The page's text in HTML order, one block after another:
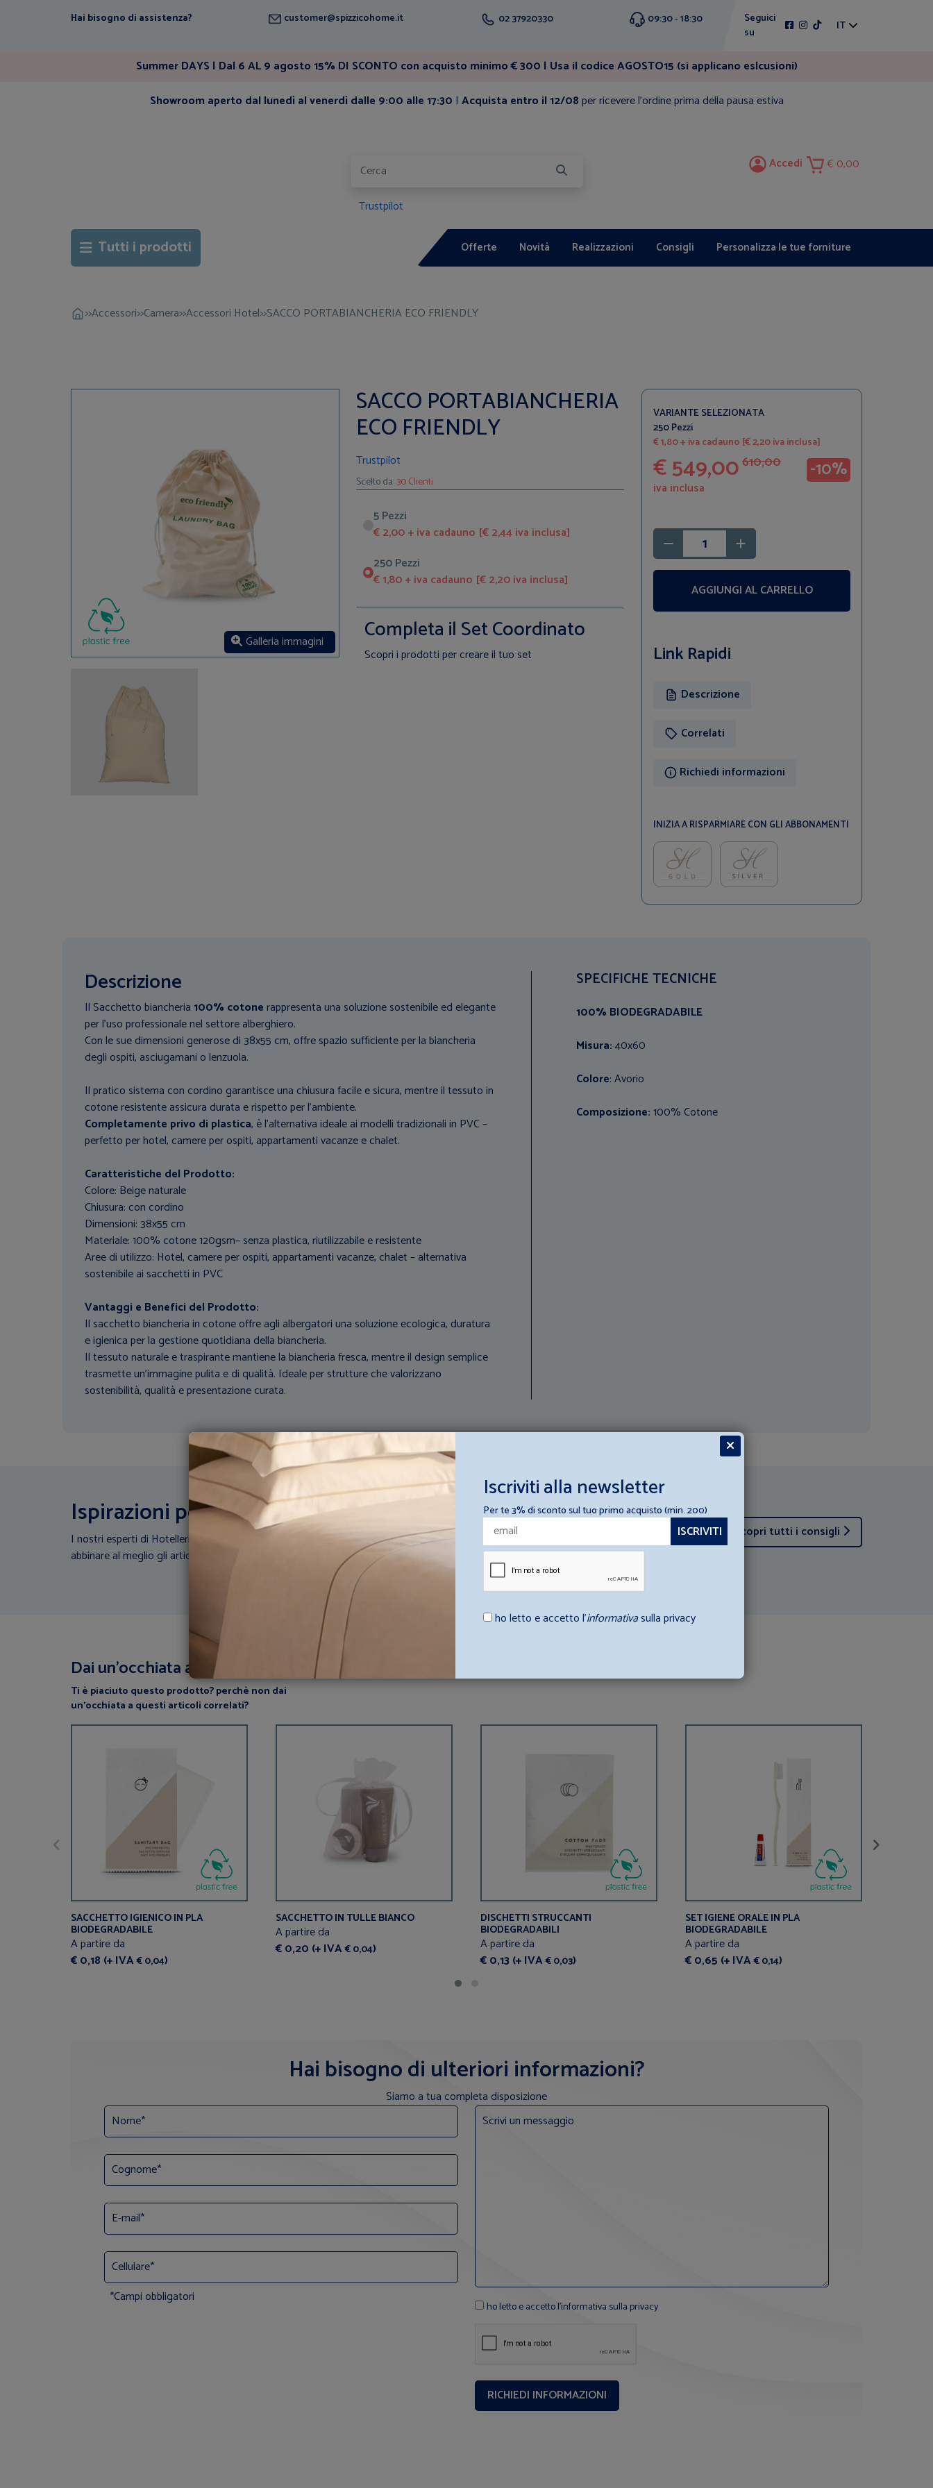
Hai bisogno di assistenza? customer@spizzicohome.it 02 37920330 09:30 - 18:30
Seguici
su
IT
Summer DAYS | Dal 6 AL 9 agosto 15% DI SCONTO con acquisto minimo € 300 | Usa il codice AGOSTO15 (si applicano eslcusioni)
Showroom aperto dal lunedì al venerdì dalle 9:00 alle 17:30 | Acquista entro il 12/08per ricevere l'ordine prima della pausa estiva
Trustpilot
Accedi 0,00
Tutti i prodotti Offerte Novità Realizzazioni Consigli Personalizza le tue forniture
>>Accessori>>Camera>>Accessori Hotel>>SACCO PORTABIANCHERIA ECO FRIENDLY
Galleria immagini
SACCO PORTABIANCHERIA
ECO FRIENDLY
Trustpilot
Scelto da:30 Clienti
5 Pezzi
€ 2,00 + iva cadauno [€ 2,44 iva inclusa]
250 Pezzi
€ 1,80 + iva cadauno [€ 2,20 iva inclusa]
Completa il Set Coordinato
Scopri i prodotti per creare il tuo set
VARIANTE SELEZIONATA
250 Pezzi
€ 1,80 + iva cadauno [€ 2,20 iva inclusa]
€ 549,00610,00
iva inclusa
-10%
AGGIUNGI AL CARRELLO
Link Rapidi
Descrizione
Correlati
Richiedi informazioni
INIZIA A RISPARMIARE CON GLI ABBONAMENTI
Descrizione
Il Sacchetto biancheria100% cotonerappresenta una soluzione sostenibile ed elegante
per l’uso professionale nel settore alberghiero.
Con le sue dimensioni generose di 38x55 cm, offre spazio sufficiente per la biancheria
degli ospiti, asciugamani o lenzuola.
Il pratico sistema con cordino garantisce una chiusura facile e sicura, mentre il tessuto in
cotone resistente assicura durata e rispetto per l’ambiente.
Completamente privo di plastica, è l’alternativa ideale ai modelli tradizionali in PVC –
perfetto per hotel, camere per ospiti, appartamenti vacanze e chalet.
Caratteristiche del Prodotto:
Colore: Beige naturale
Chiusura: con cordino
Dimensioni: 38x55 cm
Materiale: 100% cotone 120gsm– senza plastica, riutilizzabile e resistente
Aree di utilizzo: Hotel, camere per ospiti, appartamenti vacanze, chalet – alternativa
sostenibile ai sacchetti in PVC
Vantaggi e Benefici del Prodotto:
Il sacchetto biancheria in cotone offre agli albergatori una soluzione ecologica, duratura
e igienica per la gestione quotidiana della biancheria.
Il tessuto naturale e traspirante mantiene la biancheria fresca, mentre il design semplice
trasmette un’immagine pulita e di qualità. Ideale per strutture che valorizzano
sostenibilità, qualità e presentazione curata.
SPECIFICHE TECNICHE
100% BIODEGRADABILE
Misura:40x60
Colore: Avorio
Composizione:100% Cotone
Ispirazioni per la tua struttura ricettiva
I nostri esperti di Hotellerie scendono in campo: Consulta i loro consigli e scopri come
abbinare al meglio gli articoli di biancheria con la tua struttura ricettiva.
Scopri tutti i consigli
Dai un’occhiata a questi articoli
Ti è piaciuto questo prodotto? perchè non dai
un’occhiata a questi articoli correlati?
SACCHETTO IGIENICO IN PLA
BIODEGRADABILE
A partire da
€ 0,18 (+ IVA€ 0,04)
SACCHETTO IN TULLE BIANCO
A partire da
€ 0,20 (+ IVA€ 0,04)
DISCHETTI STRUCCANTI
BIODEGRADABILI
A partire da
€ 0,13 (+ IVA€ 0,03)
SET IGIENE ORALE IN PLA
BIODEGRADABILE
A partire da
€ 0,65 (+ IVA€ 0,14)
Hai bisogno di ulteriori informazioni?
Siamo a tua completa disposizione
*Campi obbligatori
ho letto e accetto l'informativa sulla privacy
Iscriviti alla newsletter
Per te 3% di sconto sul tuo primo acquisto (min. 200)
ho letto e accetto l’informativasulla privacy